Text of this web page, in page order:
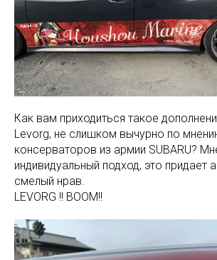
Как вам приходиться такое
Levorg, не слишком вычурно по
консерваторов из армии SUBARU?
индивидуальный подход, это придает
смелый нрав.
LEVORG !! BOOM!!